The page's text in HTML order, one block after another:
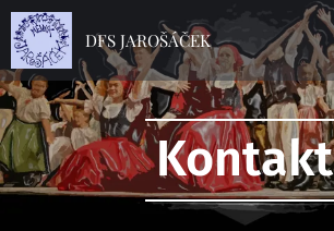
DFS JAROŠÁČEK
Kontakt